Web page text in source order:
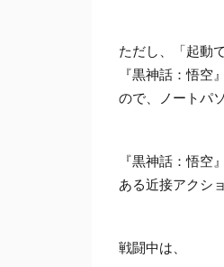
ただし、「起動
『黒神話：悟空
ので、ノートパ
『黒神話：悟空
ある近接アクシ
戦闘中は、